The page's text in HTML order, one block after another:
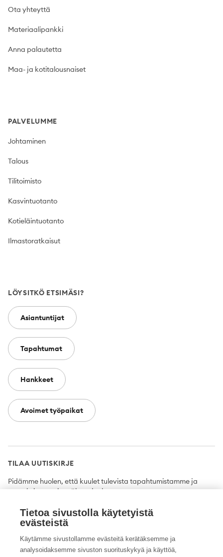
Ota yhteyttä
Materiaalipankki
Anna palautetta
Maa- ja kotitalousnaiset
PALVELUMME
Johtaminen
Talous
Tilitoimisto
Kasvintuotanto
Kotieläintuotanto
Ilmastoratkaisut
LÖYSITKÖ ETSIMÄSI?
Asiantuntijat
Tapahtumat
Hankkeet
Avoimet työpaikat
TILAA UUTISKIRJE
Pidämme huolen, että kuulet tulevista tapahtumistamme ja
uutuuksista ensimmäisten joukossa.
Tilaa
Tietoa sivustolla käytetyistä
evästeistä
Käytämme sivustollamme evästeitä kerätäksemme ja
analysoidaksemme sivuston suorituskykyä ja käyttöä,